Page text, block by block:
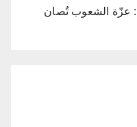
عزّة الشعوب تُصان